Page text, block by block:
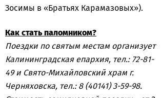
Зосимы в «Братьях Карамазовых»).
Как стать паломником?
Поездки по святым местам организует
Калининградская епархия, тел.: 72-81-
49 и Свято-Михайловский храм г.
Черняховска, тел.: 8 (40141) 3-59-98.